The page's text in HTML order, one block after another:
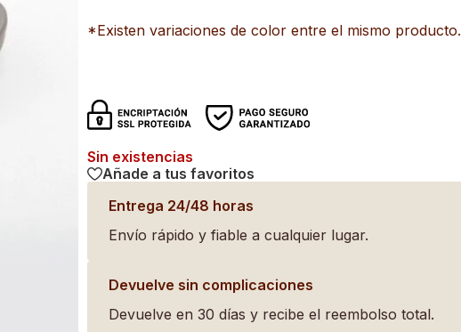
*Existen variaciones de color entre el mismo producto.
Sin existencias
Añade a tus favoritos
Entrega 24/48 horas
Envío rápido y fiable a cualquier lugar.
Devuelve sin complicaciones
Devuelve en 30 días y recibe el reembolso total.